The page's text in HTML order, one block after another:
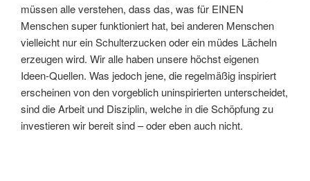
müssen alle verstehen, dass das, was für EINEN
Menschen super funktioniert hat, bei anderen Menschen
vielleicht nur ein Schulterzucken oder ein müdes Lächeln
erzeugen wird. Wir alle haben unsere höchst eigenen
Ideen-Quellen. Was jedoch jene, die regelmäßig inspiriert
erscheinen von den vorgeblich uninspirierten unterscheidet,
sind die Arbeit und Disziplin, welche in die Schöpfung zu
investieren wir bereit sind – oder eben auch nicht.